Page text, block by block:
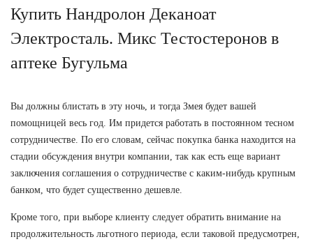
Купить Нандролон Деканоат
Электросталь. Микс Тестостеронов в
аптеке Бугульма
Вы должны блистать в эту ночь, и тогда Змея будет вашей
помощницей весь год. Им придется работать в постоянном тесном
сотрудничестве. По его словам, сейчас покупка банка находится на
стадии обсуждения внутри компании, так как есть еще вариант
заключения соглашения о сотрудничестве с каким-нибудь крупным
банком, что будет существенно дешевле.
Кроме того, при выборе клиенту следует обратить внимание на
продолжительность льготного периода, если таковой предусмотрен,